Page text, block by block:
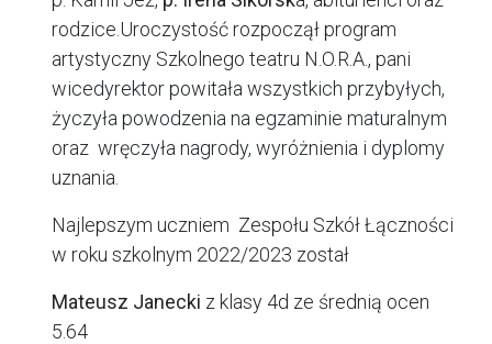
rodzice.Uroczystość rozpoczął program
artystyczny Szkolnego teatru N.O.R.A., pani
wicedyrektor powitała wszystkich przybyłych,
życzyła powodzenia na egzaminie maturalnym
oraz wręczyła nagrody, wyróżnienia i dyplomy
uznania.
Najlepszym uczniem Zespołu Szkół Łączności
w roku szkolnym 2022/2023 został
Mateusz Janecki z klasy 4d ze średnią ocen
5.64